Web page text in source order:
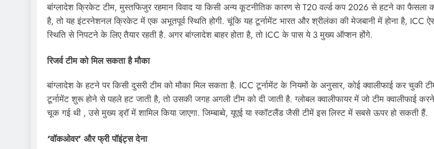
बांग्लादेश क्रिकेट टीम, मुस्तफिजुर रहमान विवाद या किसी अन्य कूटनीतिक कारण से T20 वर्ल्ड कप 2026 से हटने का फैसला
है, तो यह इंटरनेशनल क्रिकेट में एक अभूतपूर्व स्थिति होगी. चूंकि यह टूर्नामेंट भारत और श्रीलंका की मेजबानी में होना है, ICC
स्थिति से निपटने के लिए तैयार रहती है. अगर बांग्लादेश बाहर होता है, तो ICC के पास ये 3 मुख्य ऑप्शन होंगे.
रिजर्व टीम को मिल सकता है मौका
बांग्लादेश के हटने पर किसी दुसरी टीम को मौका मिल सकता है. ICC टूर्नामेंट के नियमों के अनुसार, कोई क्वालीफाई कर चुकी
टूर्नामेंट शुरू होने से पहले हट जाती है, तो उसकी जगह अगली टीम को दी जाती है. ग्लोबल क्वालीफायर में जो टीम क्वालीफाई
चूक गई थी , उसे मुख्य ड्रॉ में शामिल किया जाएगा. जिम्बाब्वे, यूएई या स्कॉटलैंड जैसी टीमें इस लिस्ट में सबसे ऊपर हो सकती हैं.
‘वॉकओवर’ और फ्री पॉइंट्स देना